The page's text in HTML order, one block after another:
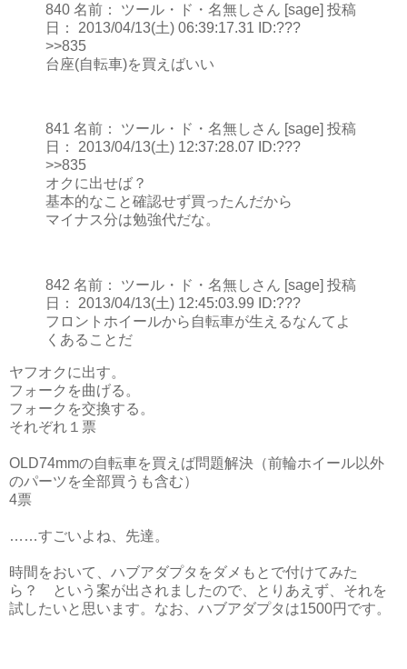
840 名前： ツール・ド・名無しさん [sage] 投稿
日： 2013/04/13(土) 06:39:17.31 ID:???
>>835
台座(自転車)を買えばいい
841 名前： ツール・ド・名無しさん [sage] 投稿
日： 2013/04/13(土) 12:37:28.07 ID:???
>>835
オクに出せば？
基本的なこと確認せず買ったんだから
マイナス分は勉強代だな。
842 名前： ツール・ド・名無しさん [sage] 投稿
日： 2013/04/13(土) 12:45:03.99 ID:???
フロントホイールから自転車が生えるなんてよ
くあることだ
ヤフオクに出す。
フォークを曲げる。
フォークを交換する。
それぞれ１票
OLD74mmの自転車を買えば問題解決（前輪ホイール以外
のパーツを全部買うも含む）
4票
……すごいよね、先達。
時間をおいて、ハブアダプタをダメもとで付けてみた
ら？ という案が出されましたので、とりあえず、それを
試したいと思います。なお、ハブアダプタは1500円です。